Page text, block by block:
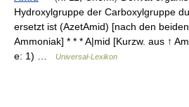
Hydroxylgruppe der Carboxylgruppe
ersetzt ist (AzetAmid) [nach den
Ammoniak] * * * A|mid [Kurzw. aus ↑
e: 1) …
Universal-Lexikon